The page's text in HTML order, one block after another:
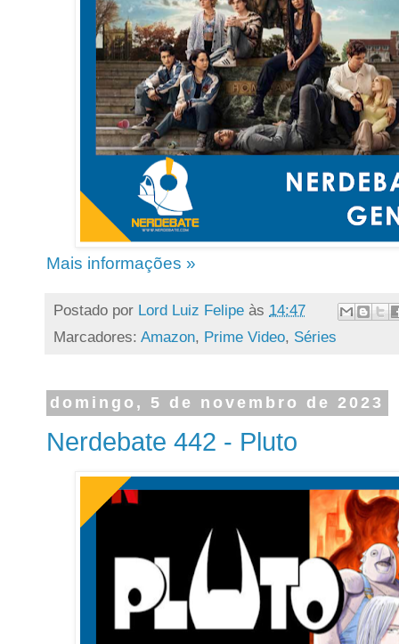
Mais informações »
Postado por Lord Luiz Felipe às 14:47
Marcadores: Amazon, Prime Video, Séries
domingo, 5 de novembro de 2023
Nerdebate 442 - Pluto